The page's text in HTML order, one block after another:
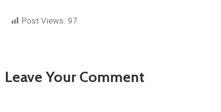
Post Views: 97
Leave Your Comment